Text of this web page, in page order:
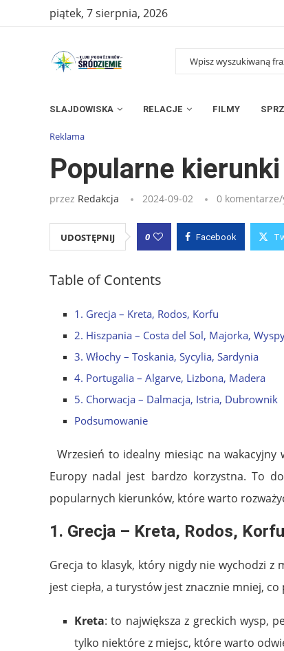
piątek, 7 sierpnia, 2026
SLAJDOWISKA RELACJE FILMY
Strona główna» Wpisy »Popularne kierunki wycieczek we
Reklama
Popularne
przez Redakcja 2024-09-02 0
UDOSTĘPNIJ 0 Facebook
Table of Contents
1. Grecja – Kreta, Rodos, Korfu
2. Hiszpania – Costa del Sol, Majorka,
3. Włochy – Toskania, Sycylia, Sardynia
4. Portugalia – Algarve, Lizbona, Madera
5. Chorwacja – Dalmacja, Istria, Dubrownik
Podsumowanie
Wrzesień to idealny miesiąc na wakacyjny
Europy nadal jest bardzo korzystna. To
popularnych kierunków, które warto
1. Grecja – Kreta, Rodos, Korfu
Grecja to klasyk, który nigdy nie wychodzi z
jest ciepła, a turystów jest znacznie mniej,
Kreta: to największa z greckich wysp,
tylko niektóre z miejsc, które warto